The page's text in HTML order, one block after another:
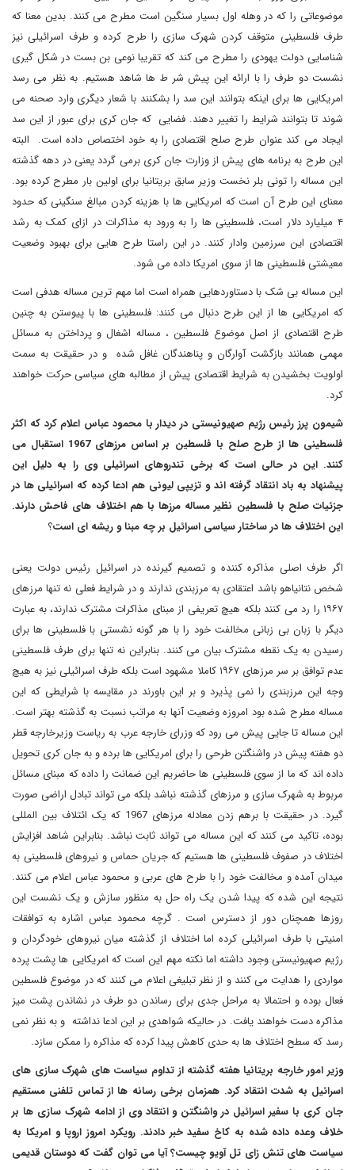
موضوعاتی را که در وهله اول بسیار سنگین است مطرح می کنند. بدین معنا که
طرف فلسطینی متوقف کردن شهرک سازی را طرح کرده و طرف اسرائیلی نیز
شناسایی دولت یهودی را مطرح می کند که تقریبا نوعی بن بست در شکل گیری
نشست دو طرف را با ارائه این پیش شر ط ها شاهد هستیم. به نظر می رسد
امریکایی ها برای اینکه بتوانند این سد را بشکنند با شعار دیگری وارد صحنه می
شوند تا بتوانند شرایط را تغییر دهند. فضایی که جان کری برای عبور از این سد
ایجاد می کند عنوان طرح صلح اقتصادی را به خود اختصاص داده است. البته
این طرح به برنامه های پیش از وزارت جان کری برمی گردد یعنی در دهه گذشته
این مساله را تونی بلر نخست وزیر سابق بریتانیا برای اولین بار مطرح کرده بود.
معنای این طرح آن است که امریکایی ها با هزینه کردن مبالغ سنگینی که حدود
۴ میلیارد دلار است، فلسطینی ها را به ورود به مذاکرات در ازای کمک به رشد
اقتصادی این سرزمین وادار کنند. در این راستا طرح هایی برای بهبود وضعیت
معیشتی فلسطینی ها از سوی امریکا داده می شود.
این مساله بی شک با دستاوردهایی همراه است اما مهم ترین مساله هدفی است
که امریکایی ها از این طرح دنبال می کنند: فلسطینی ها با پیوستن به چنین
طرح اقتصادی از اصل موضوع فلسطین ، مساله اشغال و پرداختن به مسائل
مهمی همانند بازگشت آوارگان و پناهندگان غافل شده و در حقیقت به سمت
اولویت بخشیدن به شرایط اقتصادی پیش از مطالبه های سیاسی حرکت خواهند
کرد.
شیمون پرز رئیس رژیم صهیونیستی در دیدار با محمود عباس اعلام کرد که اکثر
فلسطینی ها از طرح صلح با فلسطین بر اساس مرزهای 1967 استقبال می
کنند. این در حالی است که برخی تندروهای اسرائیلی وی را به دلیل این
پیشنهاد به باد انتقاد گرفته اند و تزیپی لیونی هم ادعا کرده که اسرائیلی ها در
جزئیات صلح با فلسطین نظیر مساله مرزها با هم اختلاف های فاحش دارند.
این اختلاف ها در ساختار سیاسی اسرائیل بر چه مبنا و ریشه ای است؟
اگر طرف اصلی مذاکره کننده و تصمیم گیرنده در اسرائیل رئیس دولت یعنی
شخص نتانیاهو باشد اعتقادی به مرزبندی ندارند و در شرایط فعلی نه تنها مرزهای
۱۹۶۷ را رد می کنند بلکه هیچ تعریفی از مبنای مذاکرات مشترک ندارند، به عبارت
دیگر با زبان بی زبانی مخالفت خود را با هر گونه نشستی با فلسطینی ها برای
رسیدن به یک نقطه مشترک بیان می کنند. بنابراین نه تنها برای طرف فلسطینی
عدم توافق بر سر مرزهای ۱۹۶۷ کاملا مشهود است بلکه طرف اسرائیلی نیز به هیچ
وجه این مرزبندی را نمی پذیرد و بر این باورند در مقایسه با شرایطی که این
مساله مطرح شده بود امروزه وضعیت آنها به مراتب نسبت به گذشته بهتر است.
این مساله تا جایی پیش می رود که وزرای خارجه عرب به ریاست وزیرخارجه قطر
دو هفته پیش در واشنگتن طرحی را برای امریکایی ها برده و به جان کری تحویل
داده اند که ما از سوی فلسطینی ها حاضریم این ضمانت را داده که مبنای مسائل
مربوط به شهرک سازی و مرزهای گذشته نباشد بلکه می تواند تبادل اراضی صورت
گیرد. در حقیقت با برهم زدن معادله مرزهای 1967 که یک ائتلاف بین المللی
بوده، تاکید می کنند که این مساله می تواند ثابت نباشد. بنابراین شاهد افزایش
اختلاف در صفوف فلسطینی ها هستیم که جریان حماس و نیروهای فلسطینی به
میدان آمده و مخالفت خود را با طرح های عربی و محمود عباس اعلام می کنند.
نتیجه این شده که پیدا شدن یک راه حل به منظور سازش و یک نشست این
روزها همچنان دور از دسترس است . گرچه محمود عباس اشاره به توافقات
امنیتی با طرف اسرائیلی کرده اما اختلاف از گذشته میان نیروهای خودگردان و
رژیم صهیونیستی وجود داشته اما نکته مهم این است که امریکایی ها پشت پرده
مواردی را هدایت می کنند و از نظر تبلیغی اعلام می کنند که در موضوع فلسطین
فعال بوده و احتمالا به مراحل جدی برای رساندن دو طرف در نشاندن پشت میز
مذاکره دست خواهند یافت. در حالیکه شواهدی بر این ادعا نداشته و به نظر نمی
رسد که سطح اختلاف ها به حدی کاهش پیدا کرده که مذاکره را ممکن سازد.
وزیر امور خارجه بریتانیا هفته گذشته از تداوم سیاست های شهرک سازی های
اسرائیل به شدت انتقاد کرد. همزمان برخی رسانه ها از تماس تلفنی مستقیم
جان کری با سفیر اسرائیل در واشنگتن و انتقاد وی از ادامه شهرک سازی ها بر
خلاف وعده داده شده به کاخ سفید خبر دادند. رویکرد امروز اروپا و امریکا به
سیاست های تنش زای تل آویو چیست؟ آیا می توان گفت که دوستان قدیمی